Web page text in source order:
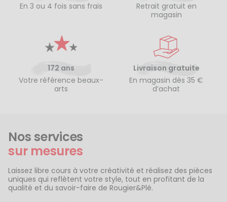
En 3 ou 4 fois sans frais
Retrait gratuit en
magasin
172 ans
Votre référence beaux-
arts
Livraison gratuite
En magasin dès 35 €
d’achat
Nos services
sur mesures
Laissez libre cours à votre créativité et réalisez des pièces
uniques qui reflètent votre style, tout en profitant de la
qualité et du savoir-faire de Rougier&Plé.